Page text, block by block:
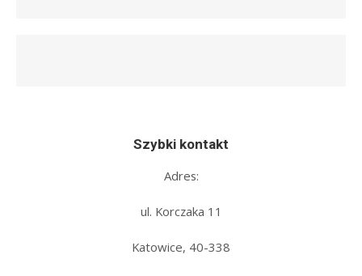
Szybki kontakt
Adres:
ul. Korczaka 11
Katowice, 40-338